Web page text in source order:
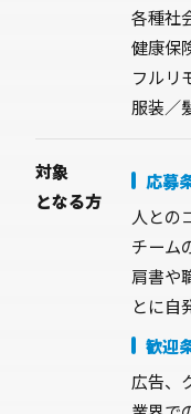
各種社
健康保
フルリ
服装／
対象
となる方
応募
人との
チーム
肩書や
とに自
歓迎
広告、